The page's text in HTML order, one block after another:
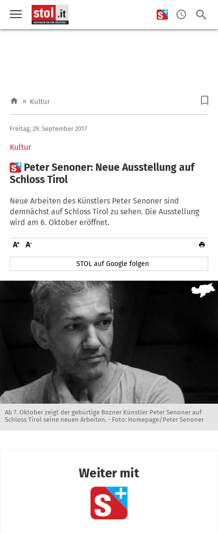
» Kultur
Kultur
Freitag, 29. September 2017
 Peter Senoner: Neue Ausstellung auf
Schloss Tirol
Neue Arbeiten des Künstlers Peter Senoner sind
demnächst auf Schloss Tirol zu sehen. Die Ausstellung
wird am 6. Oktober eröffnet.
STOL auf Google folgen
Ab 7. Oktober zeigt der gebürtige Bozner Künstler Peter Senoner auf
Schloss Tirol seine neuen Arbeiten. - Foto: Homepage/Peter Senoner